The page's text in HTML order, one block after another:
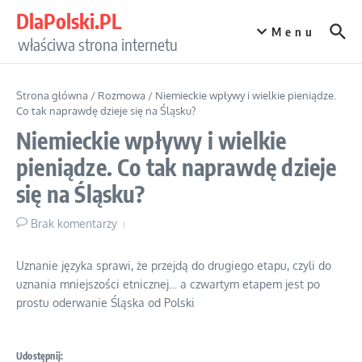
DlaPolski.PL
właściwa strona internetu
Menu
Strona główna / Rozmowa / Niemieckie wpływy i wielkie pieniądze.
Co tak naprawdę dzieje się na Śląsku?
Niemieckie wpływy i wielkie
pieniądze. Co tak naprawdę dzieje
się na Śląsku?
Brak komentarzy
Uznanie języka sprawi, że przejdą do drugiego etapu, czyli do
uznania mniejszości etnicznej… a czwartym etapem jest po
prostu oderwanie Śląska od Polski
Udostępnij: